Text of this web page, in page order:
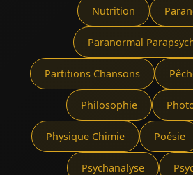
Nutrition
Paranormal
Partitions Chansons
Philosophie
Physique Chimie Poésie
Psychanalyse